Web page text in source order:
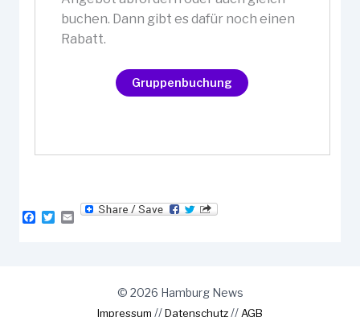
buchen. Dann gibt es dafür noch einen
Rabatt.
F
T
E
© 2026 Hamburg News
Impressum //Datenschutz// AGB